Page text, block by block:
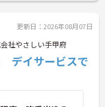
更新日：2026年08月07日
社やさしい手甲府
デイサービスで